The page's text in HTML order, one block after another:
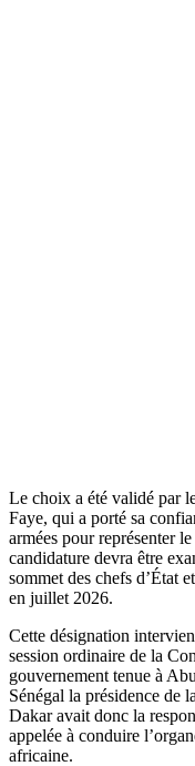
Le choix a été validé par
Faye, qui a porté sa
armées pour représenter
candidature devra être
sommet des chefs d’État
en juillet 2026.
Cette désignation
session ordinaire de la
gouvernement tenue à
Sénégal la présidence de
Dakar avait donc la
appelée à conduire
africaine.